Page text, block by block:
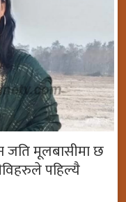
जति मूलबासीमा छ
पहिल्यै